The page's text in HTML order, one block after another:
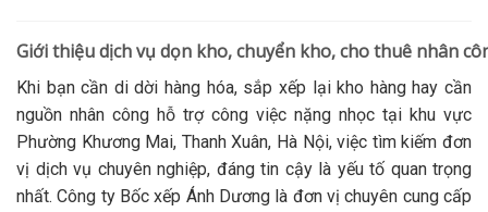
Giới thiệu dịch vụ dọn kho, chuyển kho, cho thuê nhân
Khi bạn cần di dời hàng hóa, sắp xếp lại kho hàng hay cần
nguồn nhân công hỗ trợ công việc nặng nhọc tại khu vực
Phường Khương Mai, Thanh Xuân, Hà Nội, việc tìm kiếm đơn
vị dịch vụ chuyên nghiệp, đáng tin cậy là yếu tố quan trọng
nhất. Công ty Bốc xếp Ánh Dương là đơn vị chuyên cung cấp